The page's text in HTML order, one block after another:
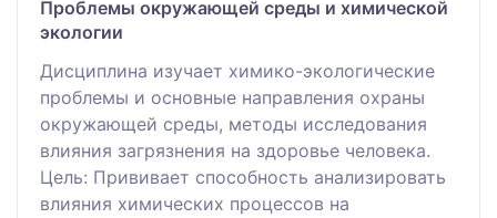
Проблемы окружающей среды и химической
экологии
Дисциплина изучает химико-экологические
проблемы и основные направления охраны
окружающей среды, методы исследования
влияния загрязнения на здоровье человека.
Цель: Прививает способность анализировать
влияния химических процессов на